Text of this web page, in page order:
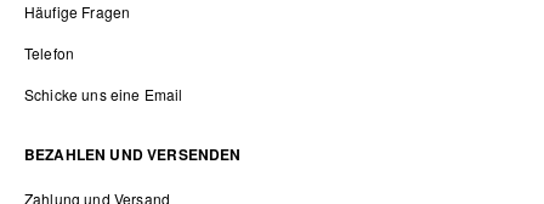
Häufige Fragen
Telefon
Schicke uns eine Email
BEZAHLEN UND VERSENDEN
Zahlung und Versand